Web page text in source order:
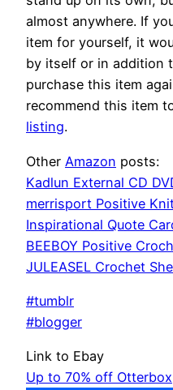
almost anywhere. If
item for yourself, it
by itself or in addition
purchase this item
recommend this item
listing.
Other Amazon posts:
Kadlun External CD
merrisport Positive
Inspirational Quote
BEEBOY Positive
JULEASEL Crochet
#tumblr
#blogger
Link to Ebay
Up to 70% off Otterbox